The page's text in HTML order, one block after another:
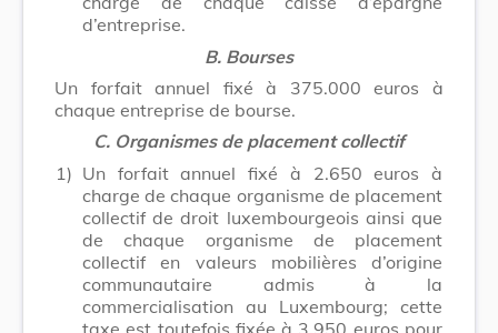
d’entreprise.
B. Bourses
Un forfait annuel fixé à 375.000 euros à
chaque entreprise de bourse.
C. Organismes de placement collectif
1) Un forfait annuel fixé à 2.650 euros à
charge de chaque organisme de placement
collectif de droit luxembourgeois ainsi que
de chaque organisme de placement
collectif en valeurs mobilières d’origine
communautaire admis à la
commercialisation au Luxembourg; cette
taxe est toutefois fixée à 3.950 euros pour